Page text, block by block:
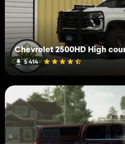
Chevrolet 2500HD High
5 414